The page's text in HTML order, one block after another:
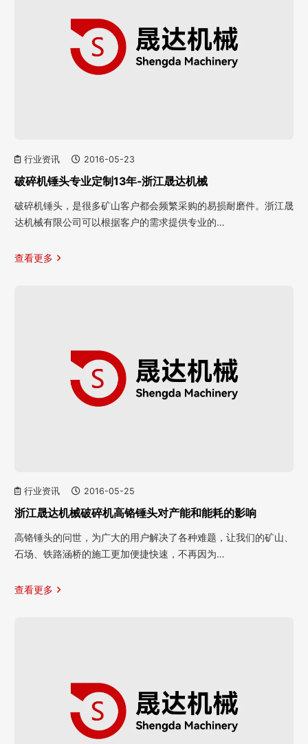
行业资讯 2016-05-23
破碎机锤头专业定制13年-浙江晟达机械
破碎机锤头，是很多矿山客户都会频繁采购的易损耐磨件。浙江晟
达机械有限公司可以根据客户的需求提供专业的…
查看更多
行业资讯 2016-05-25
浙江晟达机械破碎机高铬锤头对产能和能耗的影响
高铬锤头的问世，为广大的用户解决了各种难题，让我们的矿山、
石场、铁路涵桥的施工更加便捷快速，不再因为…
查看更多